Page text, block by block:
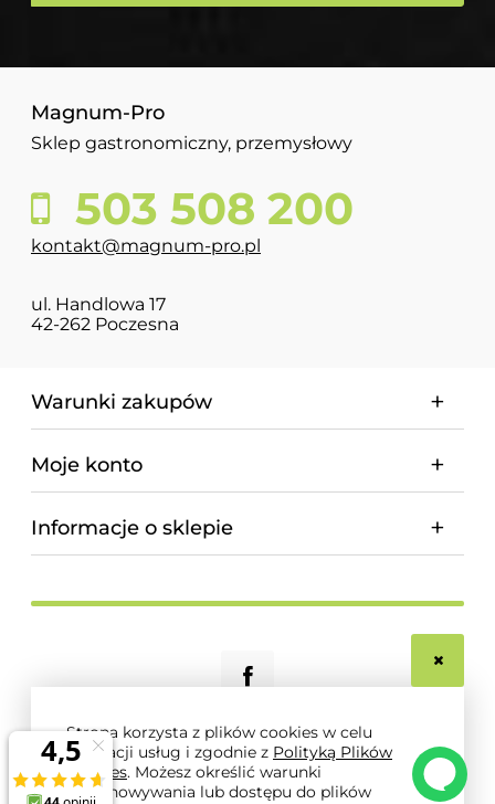
Strona korzysta z plików cookies w celu
realizacji usług i zgodnie z Polityką Plików
Cookies. Możesz określić warunki
przechowywania lub dostępu do plików
Magnum-Pro
Sklep gastronomiczny, przemysłowy
503 508 200
kontakt@magnum-pro.pl
ul. Handlowa 17
42-262 Poczesna
Warunki zakupów
Moje konto
Informacje o sklepie
© 2026 magnum-pro.pl. Wszelkie prawa zastrzeżone.
Styl graficzny i aplikacje ShopGadget.pl
Sklep